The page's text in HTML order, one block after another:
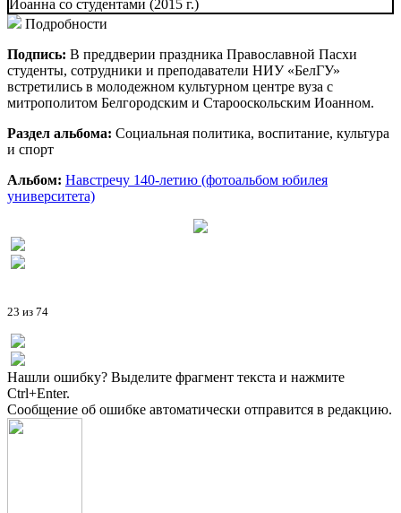
Подробности
Подпись: В преддверии праздника Православной Пасхи
студенты, сотрудники и преподаватели НИУ «БелГУ»
встретились в молодежном культурном центре вуза с
митрополитом Белгородским и Старооскольским Иоанном.
Раздел альбома: Социальная политика, воспитание, культура
и спорт
Альбом: Навстречу 140-летию (фотоальбом юбилея
университета)
23 из 74
Нашли ошибку? Выделите фрагмент текста и нажмите
Ctrl+Enter.
Сообщение об ошибке автоматически отправится в редакцию.